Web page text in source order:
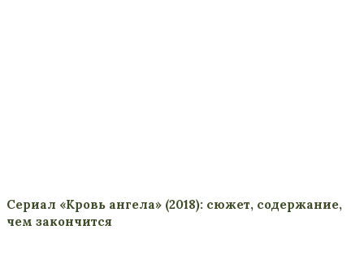
Сериал «Кровь ангела» (2018): сюжет, содержание,
чем закончится